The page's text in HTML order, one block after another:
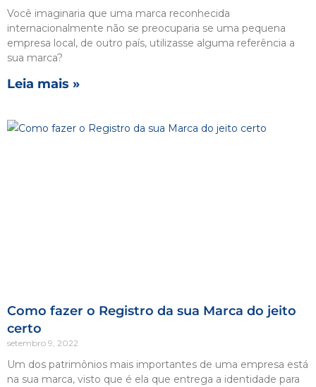
Você imaginaria que uma marca reconhecida
internacionalmente não se preocuparia se uma pequena
empresa local, de outro país, utilizasse alguma referência a
sua marca?
Leia mais »
Como fazer o Registro da sua Marca do jeito
certo
setembro 9, 2022
Um dos patrimônios mais importantes de uma empresa está
na sua marca, visto que é ela que entrega a identidade para